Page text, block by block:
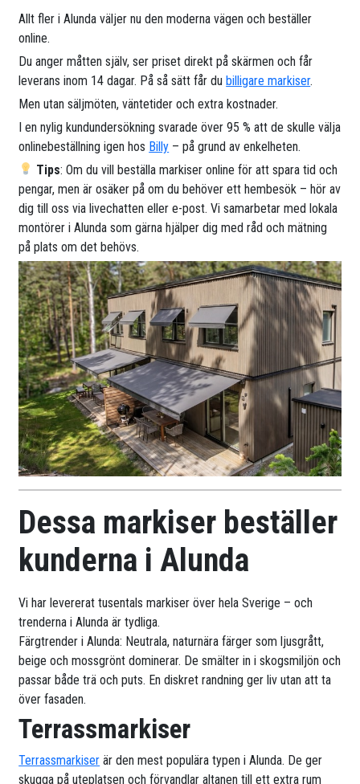
Allt fler i Alunda väljer nu den moderna vägen och beställer
online.
Du anger måtten själv, ser priset direkt på skärmen och får
leverans inom 14 dagar. På så sätt får dubilligare markiser.
Men utan säljmöten, väntetider och extra kostnader.
I en nylig kundundersökning svarade över 95 % att de skulle välja
onlinebeställning igen hos Billy – på grund av enkelheten.
Tips: Om du vill beställa markiser online för att spara tid och
pengar, men är osäker på om du behöver ett hembesök – hör av
dig till oss via livechatten eller e-post. Vi samarbetar med lokala
montörer i Alunda som gärna hjälper dig med råd och mätning
på plats om det behövs.
Dessa markiser beställer
kunderna i Alunda
Vi har levererat tusentals markiser över hela Sverige – och
trenderna i Alunda är tydliga.
Färgtrender i Alunda: Neutrala, naturnära färger som ljusgrått,
beige och mossgrönt dominerar. De smälter in i skogsmiljön och
passar både trä och puts. En diskret randning ger liv utan att ta
över fasaden.
Terrassmarkiser
Terrassmarkiser är den mest populära typen i Alunda. De ger
skugga på uteplatsen och förvandlar altanen till ett extra rum